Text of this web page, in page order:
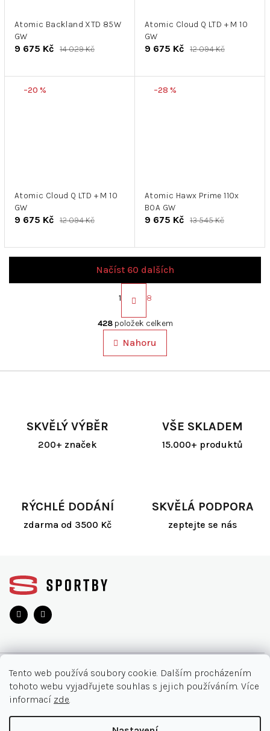
Tento web používá soubory cookie. Dalším procházením
tohoto webu vyjadřujete souhlas s jejich používáním. Více
informací zde.
Atomic Backland XTD 85W
GW
9 675 Kč 14 029 Kč
Atomic Cloud Q LTD + M 10
GW
9 675 Kč 12 094 Kč
–20 %
Atomic Cloud Q LTD + M 10
GW
9 675 Kč 12 094 Kč
–28 %
Atomic Hawx Prime 110x
BOA GW
9 675 Kč 13 545 Kč
v
á
d
a
Načíst 60 dalších
S
t
á
n
k
o
á
1 8
428položek celkem
Nahoru
SKVĚLÝ VÝBĚR
200+ značek
VŠE SKLADEM
15.000+ produktů
RÝCHLÉ DODÁNÍ
zdarma od 3500 Kč
SKVĚLÁ PODPORA
zeptejte se nás
O NÁKUPU
Akce
Nejčastější otázky
INFORMACE